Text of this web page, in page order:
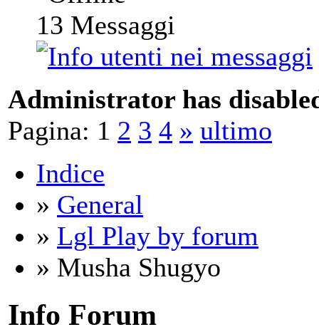
13 Messaggi
Administrator has
Pagina: 1 2 3 4 » ultimo
Indice
» General
» Lgl Play by forum
» Musha Shugyo
Info Forum